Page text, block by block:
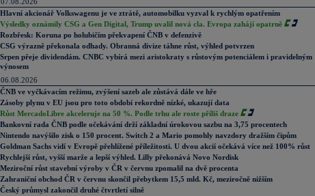
Hlavní akcionář Volkswagenu je ve ztrátě, automobilku vyzval k rychlým opatřením
Výsledky oznámily CSG a Gen Digital, Trump uvalil nová cla. Evropa zahájí opatrně
Rozbřesk: Koruna po holubičím překvapení ČNB v defenzivě
CSG výrazně překonala odhady. Obranná divize táhne růst, výhled potvrzen
Srpen přeje dividendám. CNBC vybírá mezi aristokraty s růstovým potenciálem i pravidelným
výnosem
06.08.2026
ČNB ve vyčkávacím režimu, zvýšení sazeb ale zůstává dále ve hře
Zásoby plynu v EU jsou pro toto období rekordně nízké, ukazují data
Růst MercadoLibre akceleruje na 50 %. Podle trhu ale roste příliš draze
Bankovní rada ČNB podle očekávání drží základní úrokovou sazbu na 3,75 procentech
Nintendo navýšilo zisk o 150 procent. Switch 2 a Mario pomohly navzdory dražším čipům
Goldman Sachs vidí v Evropě přehlížené příležitosti. U dvou akcií očekává více než 100% růst
Rychlejší růst, vyšší marže a lepší výhled. Lilly překonává Novo Nordisk
Meziroční růst stavební výroby v ČR v červnu zpomalil na dvě procenta
Zahraniční obchod ČR v červnu skončil přebytkem 15,5 mld. Kč, meziročně nižším
Český průmysl zakončil druhé čtvrtletí silně